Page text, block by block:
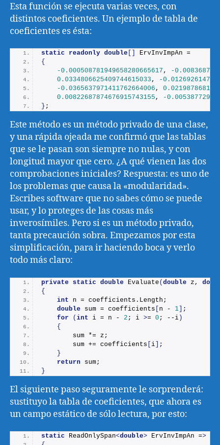
Esta función se ejecuta varias veces, con
distintos coeficientes. Un ejemplo de tabla de
coeficientes es ésta:
static readonly double
ErvInvImpAn =
{
-0.000508781949658280665617 ,
-
0.0334806625409744615033 ,
-
-0.0365637971411762664006 ,
0.00822687874676915743155 ,
-
} ;
Este método es un método privado de una clase,
y una rápida ojeada me confirmó que las tablas
que se le pasan son siempre no nulas, y con
longitud mayor que cero. ¿A qué vienen las dos
comprobaciones iniciales? Respuesta: es uno de
los problemas que causa la «modularidad».
Escribes software que no sabes cómo se puede
usar, y lo proteges de las cosas más
inverosímiles. Pero si es un método privado,
tanta precaución sobra. Empezamos por esta
simplificación, para ir haciendo boca y verlo
todo más claro:
private static double Evaluate (double z,
{
int n = coefficients. Length ;
double sum = coefficients [ n - 1] ;
for
(int i = n - 2 ; i >= 0 ; --i)
{
        sum *= z;
        sum += coefficients
[ i] ;
}
return sum;
}
El siguiente paso seguramente le sorprenderá:
sustituyo la tabla de coeficientes, que ahora es
un campo estático de sólo lectura, por esto:
static ReadOnlySpan<double> ErvInvImpAn =>